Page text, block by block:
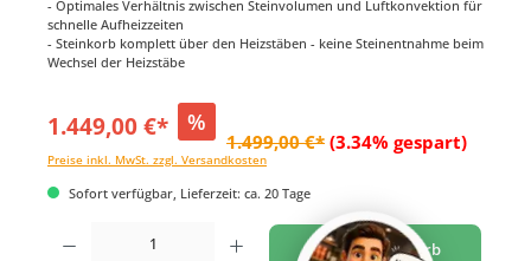
- Optimales Verhältnis zwischen Steinvolumen und Luftkonvektion für
schnelle Aufheizzeiten
- Steinkorb komplett über den Heizstäben - keine Steinentnahme beim
Wechsel der Heizstäbe
1.449,00 €* %
1.499,00 €* (3.34% gespart)
Preise inkl. MwSt. zzgl. Versandkosten
Sofort verfügbar, Lieferzeit: ca. 20 Tage
Produkt Anzahl: Gib den gewünschten Wert ein oder benutze die Schaltflächen um
In den Warenkorb